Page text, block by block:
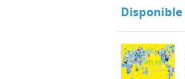
Disponible